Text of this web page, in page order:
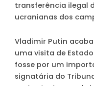
transferência ilegal
ucranianas dos
Vladimir Putin
uma visita de
fosse por um
signatária do